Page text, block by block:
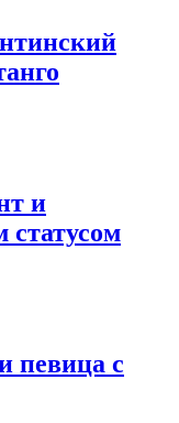
и
статусом
певица с